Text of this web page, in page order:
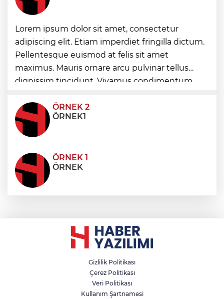
Kayseri Melikgazi şantiye alanına döndü
Antikacılar Kayseri Talas'ta buluşuyor
Lorem ipsum dolor sit amet, consectetur
adipiscing elit. Etiam imperdiet fringilla dictum.
Pellentesque euismod at felis sit amet
maximus. Mauris ornare arcu pulvinar tellus
dignissim tincidunt. Vivamus condimentum
condimentum eros et, faucibus sapien. Praese
ÖRNEK 2
ÖRNEK1
ÖRNEK 1
ÖRNEK
Gizlilik Politikası
Çerez Politikası
Veri Politikası
Kullanım Şartnamesi